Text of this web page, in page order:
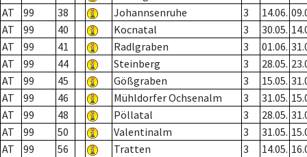
AT
99 38 Johannsenruhe 3 14.06.
AT
99 40 Kocnatal 3 30.05.
AT
99 41 Radlgraben 3 01.06.
AT
99 44 Steinberg 3 28.05.
AT
99 45 Gößgraben 3 15.05.
AT
99 46 Mühldorfer Ochsenalm 3 31.05.
AT
99 48 Pöllatal 3 28.05.
AT
99 50 Valentinalm 3 31.05.
AT
99 56 Tratten 3 14.05.